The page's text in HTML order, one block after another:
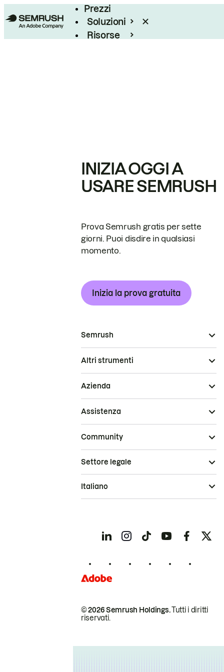
Prezzi
Soluzioni
Risorse
INIZIA OGGI A
USARE SEMRUSH
Prova Semrush gratis per sette
giorni. Puoi disdire in qualsiasi
momento.
Inizia la prova gratuita
Semrush
Altri strumenti
Azienda
Assistenza
Community
© 2026 Semrush Holdings.Tutti i diritti
riservati.
Settore legale
Italiano